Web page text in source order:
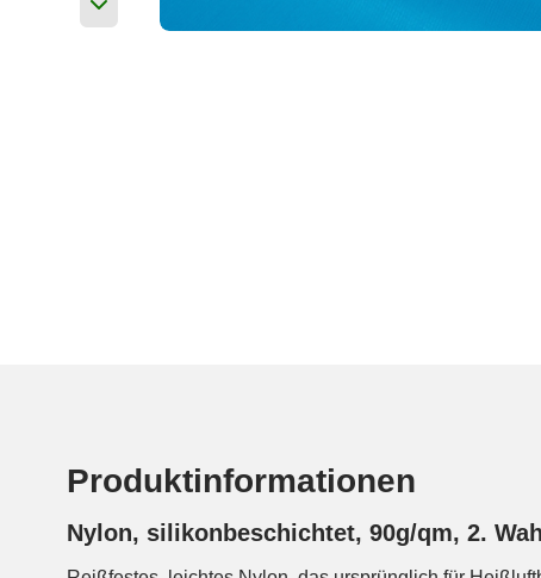
Produktinformationen
Nylon, silikonbeschichtet, 90g/qm, 2. Wahl